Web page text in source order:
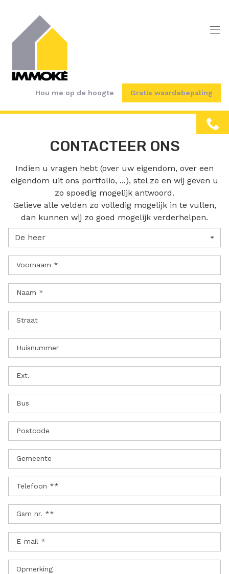
Hou me op de hoogte Gratis waardebepaling
CONTACTEER ONS
Indien u vragen hebt (over uw eigendom, over een
eigendom uit ons portfolio, ...), stel ze en wij geven u
zo spoedig mogelijk antwoord.
Gelieve alle velden zo volledig mogelijk in te vullen,
dan kunnen wij zo goed mogelijk verderhelpen.
De heer
Voornaam *
Naam *
Straat
Huisnummer
Ext.
Bus
Postcode
Gemeente
Telefoon **
Gsm nr. **
E-mail *
Opmerking